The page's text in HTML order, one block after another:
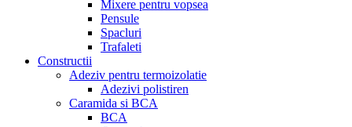
Mixere pentru vopsea
Pensule
Spacluri
Trafaleti
Constructii
Adeziv pentru termoizolatie
Adezivi polistiren
Caramida si BCA
BCA